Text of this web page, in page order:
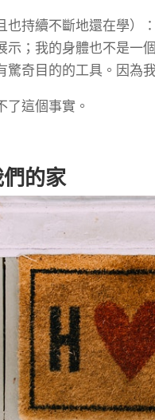
也持續不斷地還在學）
示；我的身體也不是一
驚奇目的的工具。因為
了這個事實。
的家